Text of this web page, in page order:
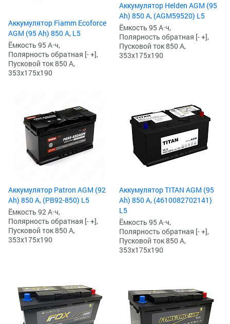
Аккумулятор Fiamm Ecoforce
AGM (95 Ah) 850 A, L5
Ёмкость 95 А·ч,
Полярность обратная [- +],
Пусковой ток 850 А,
353x175x190
Аккумулятор Helden AGM (95
Ah) 850 А, (AGM59520) L5
Ёмкость 95 А·ч,
Полярность обратная [- +],
Пусковой ток 850 А,
353x175x190
Аккумулятор Patron AGM (92
Ah) 850 А, (PB92-850) L5
Ёмкость 92 А·ч,
Полярность обратная [- +],
Пусковой ток 850 А,
353x175x190
Аккумулятор TITAN AGM (95
Ah) 850 А, (4610082702141)
L5
Ёмкость 95 А·ч,
Полярность обратная [- +],
Пусковой ток 850 А,
353x175x190